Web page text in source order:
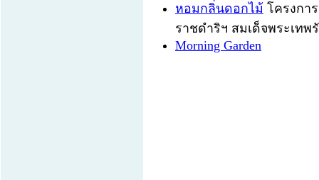
หอมกลิ่นดอกไม้ โครงกา
ราชดำริฯ สมเด็จพระเท
Morning Garden